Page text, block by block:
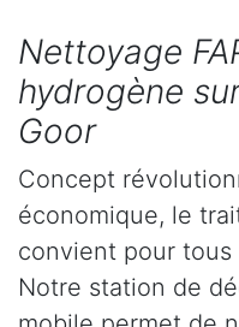
Nettoyage
hydrogène
Goor
Concept
économique, le
convient pour
Notre station de